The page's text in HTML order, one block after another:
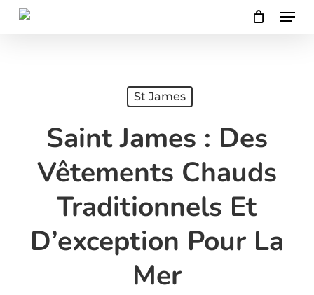
Skip
Menu
St James
Saint James : Des
Vêtements Chauds
Traditionnels Et
D’exception Pour La
Mer